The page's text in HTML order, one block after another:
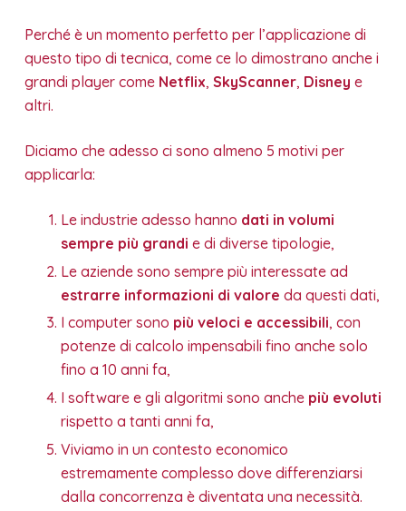
Perché è un momento perfetto per l’applicazione di
questo tipo di tecnica, come ce lo dimostrano anche i
grandi player come Netflix, SkyScanner, Disney e
altri.
Diciamo che adesso ci sono almeno 5 motivi per
applicarla:
Le industrie adesso hanno dati in volumi
sempre più grandi e di diverse tipologie,
Le aziende sono sempre più interessate ad
estrarre informazioni di valore da questi dati,
I computer sono più veloci e accessibili, con
potenze di calcolo impensabili fino anche solo
fino a 10 anni fa,
I software e gli algoritmi sono anche più evoluti
rispetto a tanti anni fa,
Viviamo in un contesto economico
estremamente complesso dove differenziarsi
dalla concorrenza è diventata una necessità.